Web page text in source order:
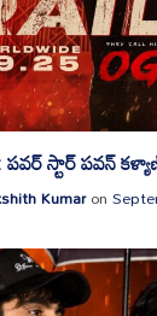
స్టార్ పవన్
Kumaron